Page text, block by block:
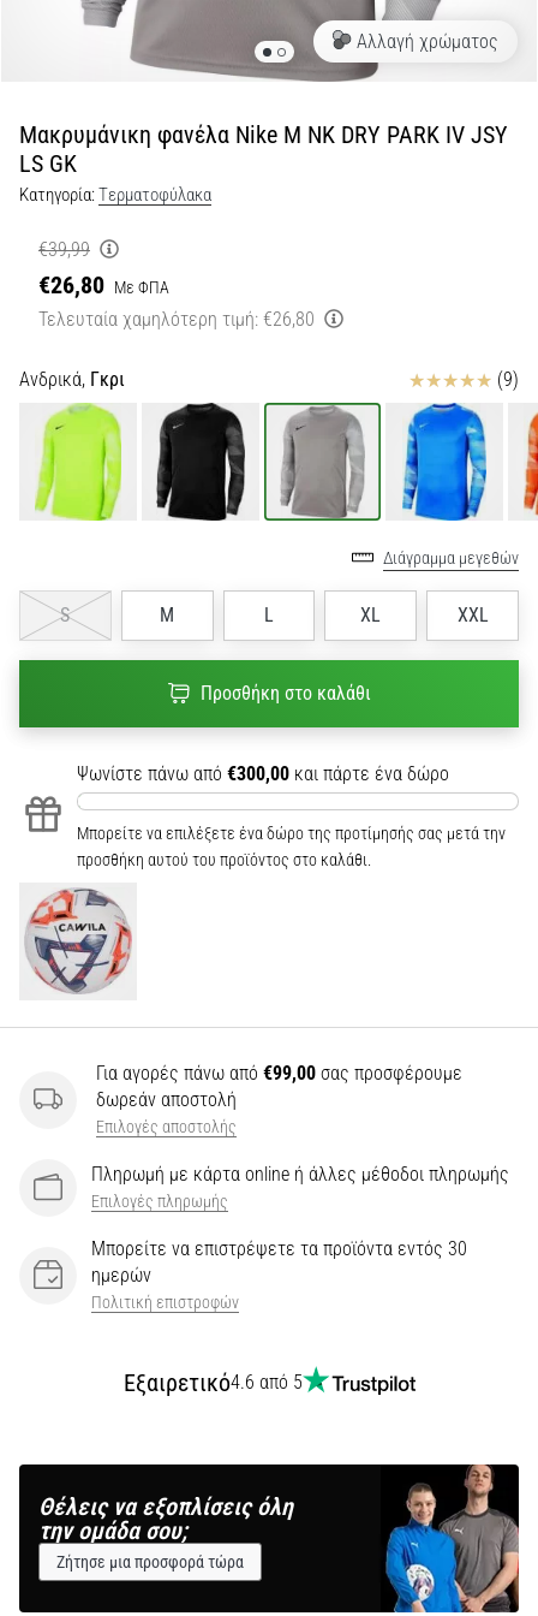
άρθρων
Αλλαγή χρώματος
Μακρυμάνικη φανέλα Nike M NK DRY PARK IV JSY
LS GK
Κατηγορία:Tερματοφύλακα
€39,99
€26,80 Με ΦΠΑ
Τελευταία χαμηλότερη τιμή: €26,80
Ανδρικά, Γκρι Κριτικές (9)
Διάγραμμα μεγεθών
S M L XL XXL
Προσθήκη στο καλάθι
Ψωνίστε πάνω από €300,00 και πάρτε ένα δώρο
Μπορείτε να επιλέξετε ένα δώρο της προτίμησής σας μετά την
προσθήκη αυτού του προϊόντος στο καλάθι.
Για αγορές πάνω από €99,00 σας προσφέρουμε
δωρεάν αποστολή
Επιλογές αποστολής
Πληρωμή με κάρτα online ή άλλες μέθοδοι πληρωμής
Επιλογές πληρωμής
Μπορείτε να επιστρέψετε τα προϊόντα εντός 30
ημερών
Πολιτική επιστροφών
Εξαιρετικό4.6 από 5
Θέλεις να εξοπλίσεις όλη
την ομάδα σου;
Ζήτησε μια προσφορά τώρα